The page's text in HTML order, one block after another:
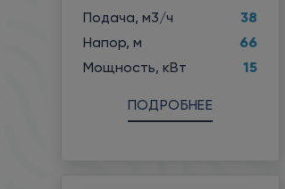
Подача, м3/ч
38
Напор, м
66
Мощность, кВт
15
ПОДРОБНЕЕ